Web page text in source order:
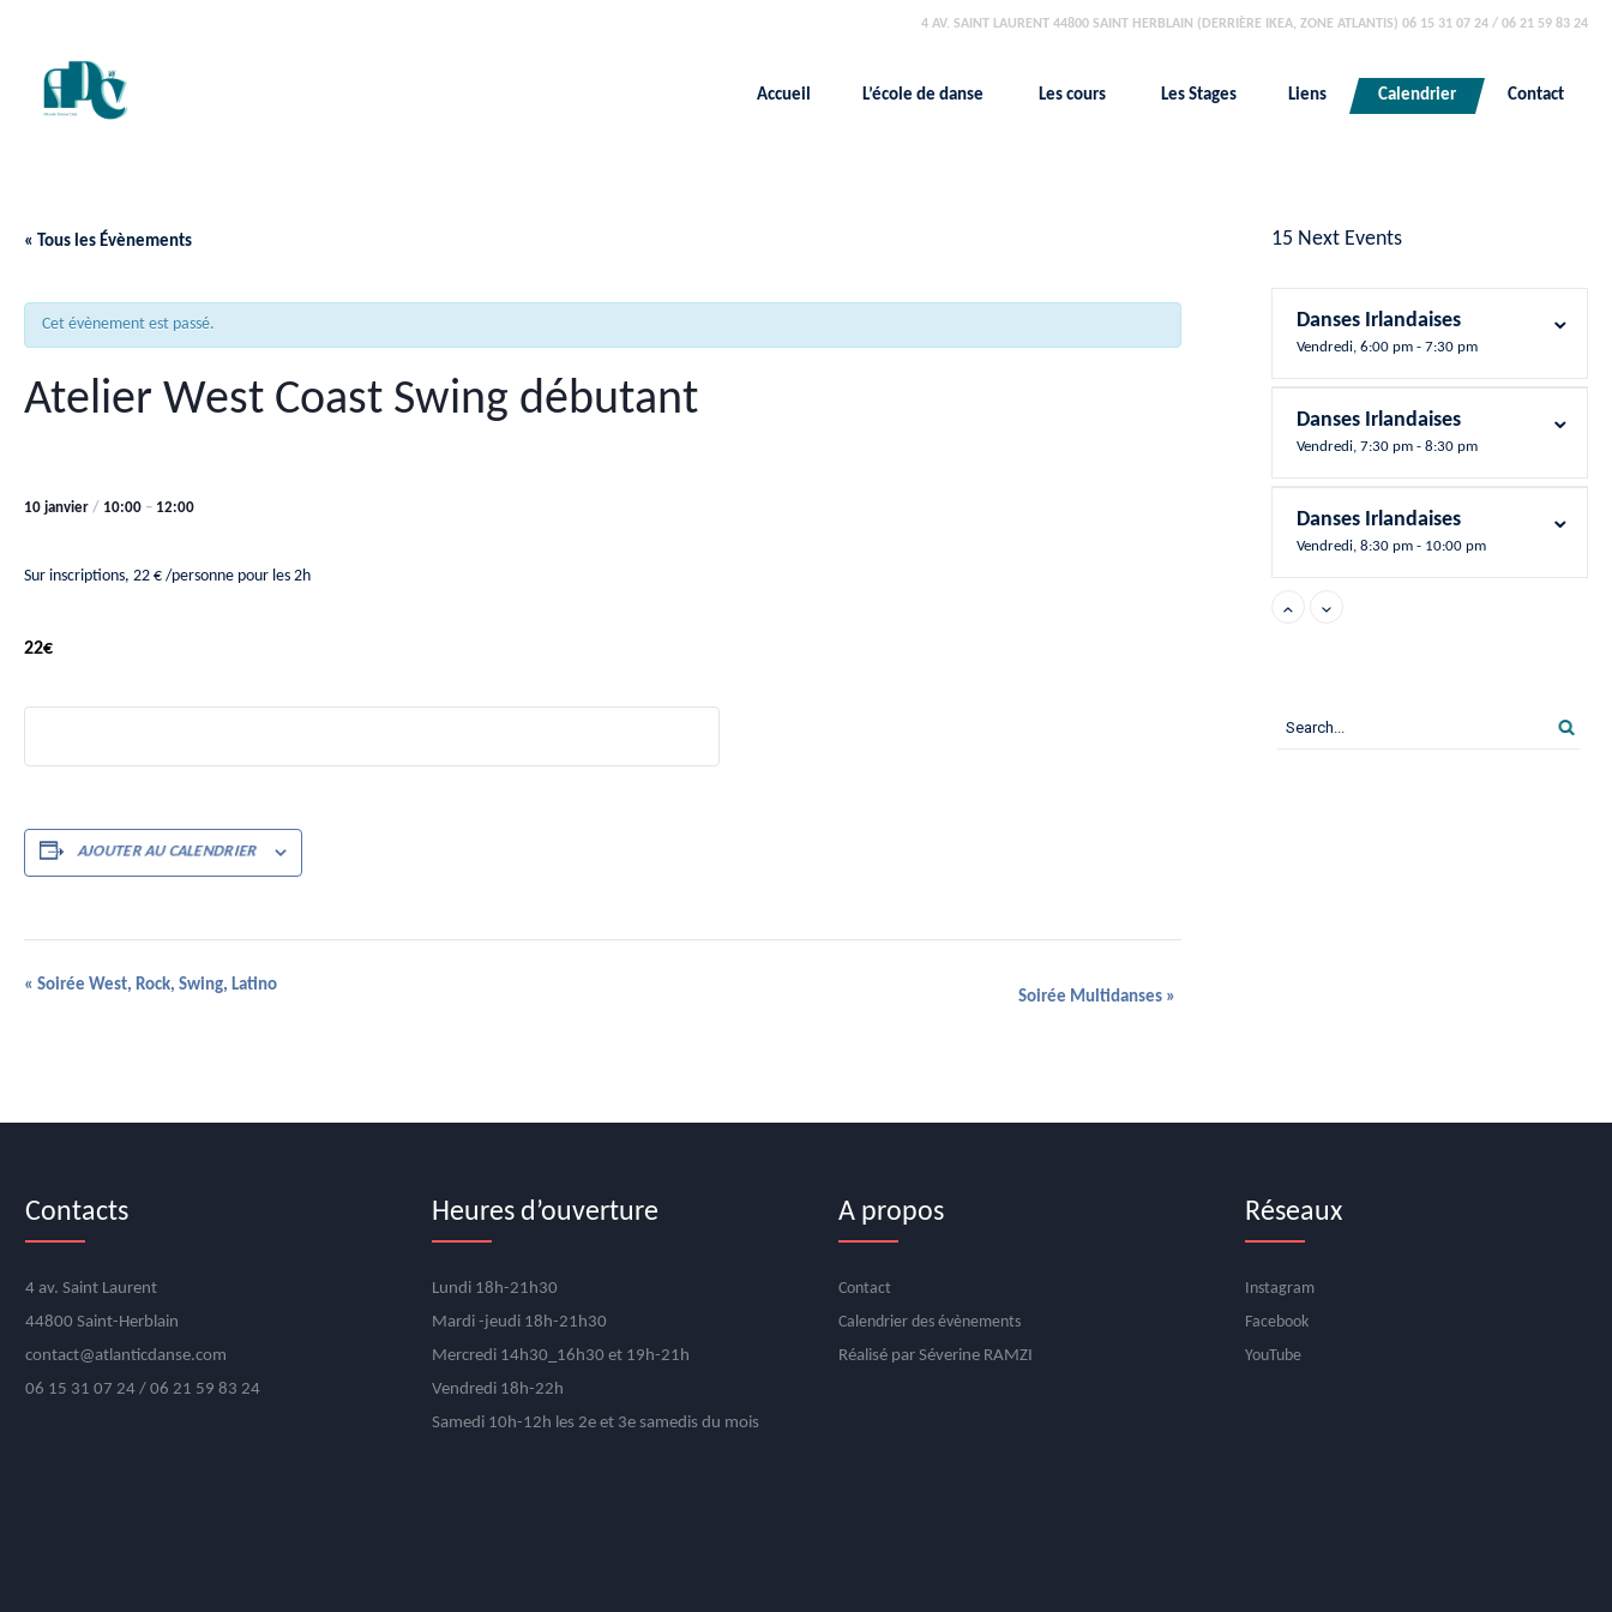
4 AV. SAINT LAURENT 44800 SAINT HERBLAIN (DERRIÈRE IKEA, ZONE ATLANTIS) 06 15 31 07 24 / 06 21 59 83 24
Accueil L’école de danse Les cours Les Stages Liens Calendrier Contact
« Tous les Évènements
Cet évènement est passé.
Atelier West Coast Swing débutant
10 janvier / 10:00 – 12:00
Sur inscriptions, 22 € /personne pour les 2h
22€
AJOUTER AU CALENDRIER
Navigation
« Soirée West, Rock, Swing, Latino
Soirée Multidanses »
15 Next Events
Danses Irlandaises
Vendredi, 6:00 pm - 7:30 pm
Danses Irlandaises
Vendredi, 7:30 pm - 8:30 pm
Danses Irlandaises
Vendredi, 8:30 pm - 10:00 pm
Yoga
West Coast Swing
Multidanses
Multidanses
Mardi, 6:30 pm - 7:30 pm
Hip Hop
Contacts
4 av. Saint Laurent
44800 Saint-Herblain
contact@atlanticdanse.com
06 15 31 07 24 / 06 21 59 83 24
Heures d’ouverture
Lundi 18h-21h30
Mardi -jeudi 18h-21h30
Mercredi 14h30_16h30 et 19h-21h
Vendredi 18h-22h
Samedi 10h-12h les 2e et 3e samedis du mois
A propos
Contact
Calendrier des évènements
Réalisé par Séverine RAMZI
Réseaux
Instagram
Facebook
YouTube